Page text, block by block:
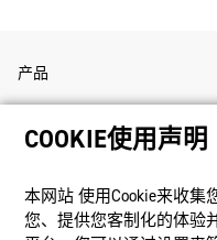
产品
客户支持
资讯
COOKIE使用声明
本网站 使⽤Cookie来收
您、提供您客制化的体验